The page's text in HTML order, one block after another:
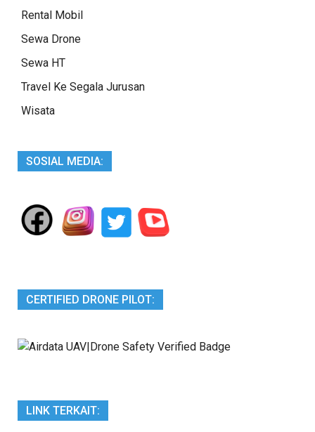
Rental Mobil
Sewa Drone
Sewa HT
Travel Ke Segala Jurusan
Wisata
SOSIAL MEDIA:
CERTIFIED DRONE PILOT:
LINK TERKAIT: